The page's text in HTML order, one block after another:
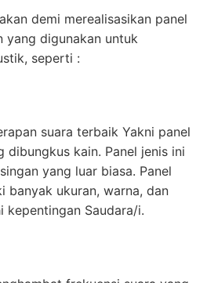
demi merealisasikan panel
yang digunakan untuk
seperti :
suara terbaik Yakni panel
dibungkus kain. Panel jenis ini
yang luar biasa. Panel
banyak ukuran, warna, dan
kepentingan Saudara/i.